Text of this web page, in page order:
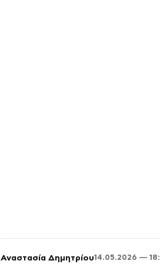
Αναστασία Δημητρίου14.05.2026 —